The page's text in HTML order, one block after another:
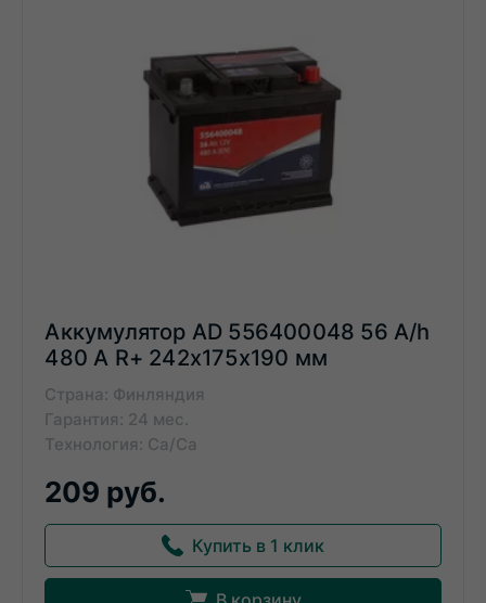
Аккумулятор AD 556400048 56 A/h
480 А R+ 242x175x190 мм
Страна: Финляндия
Гарантия: 24 мес.
Технология: Ca/Ca
209 руб.
Купить в 1 клик